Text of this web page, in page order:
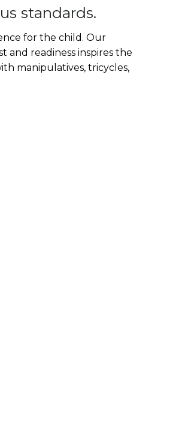
standards.
for the child. Our
and readiness inspires the
manipulatives, tricycles,